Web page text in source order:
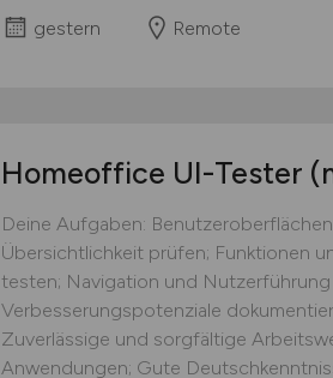
gestern Remote
Homeoffice UI-Tester
Deine Aufgaben:
Übersichtlichkeit prüfen; Funktionen
testen; Navigation und
Verbesserungspotenziale
Zuverlässige und sorgfältige
Anwendungen; Gute